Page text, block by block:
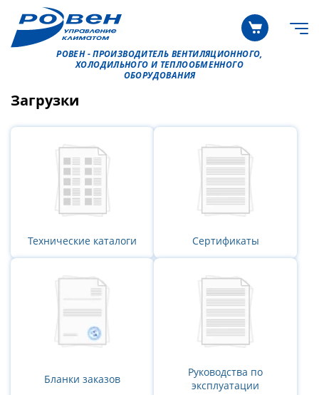
РОВЕН - ПРОИЗВОДИТЕЛЬ ВЕНТИЛЯЦИОННОГО,
ХОЛОДИЛЬНОГО И ТЕПЛООБМЕННОГО
ОБОРУДОВАНИЯ
Загрузки
Технические каталоги Сертификаты
Бланки заказов
Руководства по
эксплуатации